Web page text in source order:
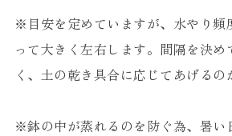
※目安を定めていますが、水やり頻
って大きく左右します。間隔を決め
く、土の乾き具合に応じてあげるの
※鉢の中が蒸れるのを防ぐ為、暑い